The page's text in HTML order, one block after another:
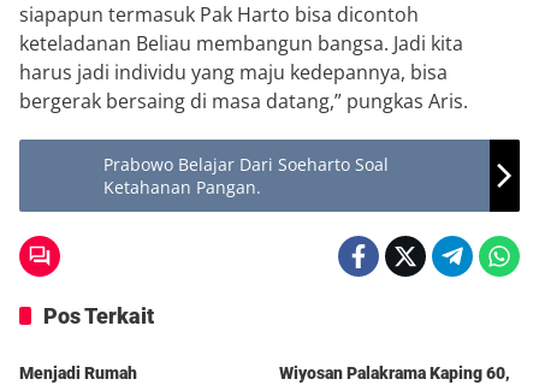
siapapun termasuk Pak Harto bisa dicontoh
keteladanan Beliau membangun bangsa. Jadi kita
harus jadi individu yang maju kedepannya, bisa
bergerak bersaing di masa datang,” pungkas Aris.
Prabowo Belajar Dari Soeharto Soal
Ketahanan Pangan.
Pos Terkait
Berita
Menjadi Rumah
Wiyosan Palakrama Kaping 60,